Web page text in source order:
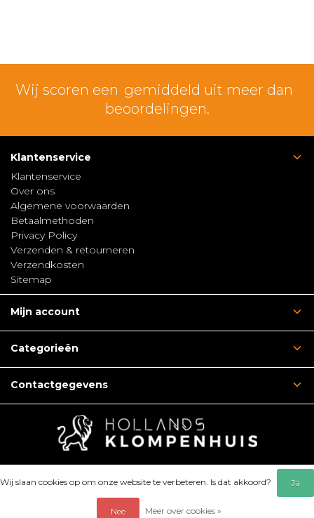
Wij scoren een gemiddeld uit meer dan
beoordelingen.
Klantenservice
Klantenservice
Over ons
Algemene voorwaarden
Betaalmethoden
Privacy Policy
Verzenden & retourneren
Verzendkosten
Sitemap
Mijn account
Categorieën
Contactgegevens
Wij slaan cookies op om onze website te verbeteren. Is dat akkoord? Ja
Nee Meer over cookies »